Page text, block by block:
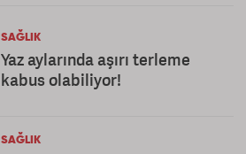
SAĞLIK
Yaz aylarında aşırı terleme
kabus olabiliyor!
SAĞLIK